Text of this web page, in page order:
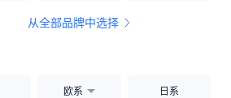
从全部品牌中选择
欧系 日系